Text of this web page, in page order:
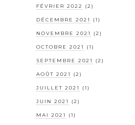
FÉVRIER 2022 (2)
DÉCEMBRE 2021 (1)
NOVEMBRE 2021 (2)
OCTOBRE 2021 (1)
SEPTEMBRE 2021 (2)
AOÛT 2021 (2)
JUILLET 2021 (1)
JUIN 2021 (2)
MAI 2021 (1)